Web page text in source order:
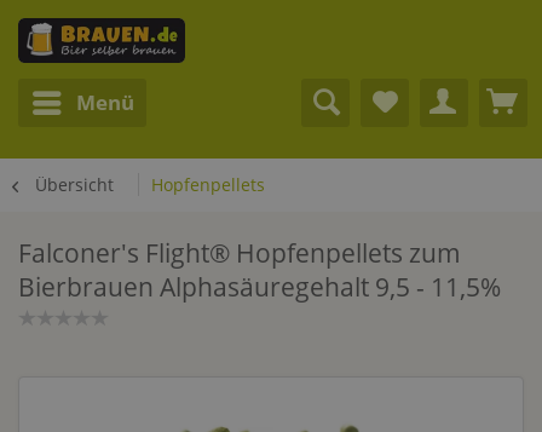
Menü
Übersicht Hopfenpellets
Falconer's Flight® Hopfenpellets zum
Bierbrauen Alphasäuregehalt 9,5 - 11,5%